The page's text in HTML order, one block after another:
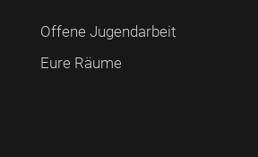
Offene Jugendarbeit
Eure Räume